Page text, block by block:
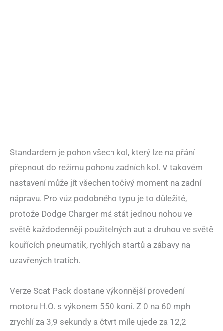
Standardem je pohon všech kol, který lze na přání
přepnout do režimu pohonu zadních kol. V takovém
nastavení může jít všechen točivý moment na zadní
nápravu. Pro vůz podobného typu je to důležité,
protože Dodge Charger má stát jednou nohou ve
světě každodenněji použitelných aut a druhou ve světě
kouřících pneumatik, rychlých startů a zábavy na
uzavřených tratích.
Verze Scat Pack dostane výkonnější provedení
motoru H.O. s výkonem 550 koní. Z 0 na 60 mph
zrychlí za 3,9 sekundy a čtvrt míle ujede za 12,2